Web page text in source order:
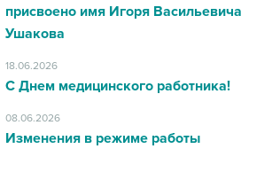
присвоено имя Игоря Васильевича
Ушакова
18.06.2026
С Днем медицинского работника!
08.06.2026
Изменения в режиме работы